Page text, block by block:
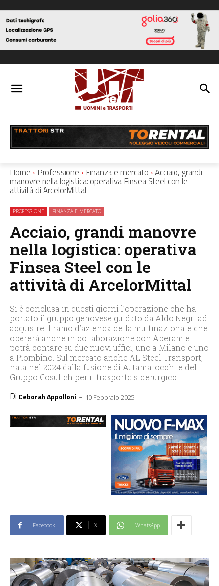
Home Professione Finanza e mercato Acciaio, grandi
manovre nella logistica: operativa Finsea Steel con le
attività di ArcelorMittal
PROFESSIONE FINANZA E MERCATO
Acciaio, grandi manovre
nella logistica: operativa
Finsea Steel con le
attività di ArcelorMittal
Si è conclusa in questi giorni l’operazione che ha
portato il gruppo genovese guidato da Aldo Negri ad
acquisire il ramo d’azienda della multinazionale che
opererà anche in collaborazione con Aperam e
potrà contare su due nuovi uffici, uno a Milano e uno
a Piombino. Sul mercato anche AL Steel Transport,
nata nel 2024 dalla fusione di Autamarocchi e del
Gruppo Cosulich per il trasporto siderurgico
Di Deborah Appolloni - 10 Febbraio 2025
Facebook X WhatsApp